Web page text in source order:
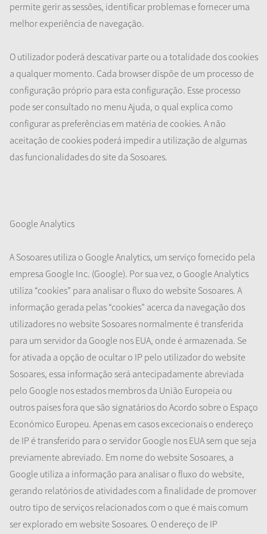
permite gerir as sessões, identificar problemas e fornecer uma
melhor experiência de navegação.
O utilizador poderá descativar parte ou a totalidade dos cookies
a qualquer momento. Cada browser dispõe de um processo de
configuração próprio para esta configuração. Esse processo
pode ser consultado no menu Ajuda, o qual explica como
configurar as preferências em matéria de cookies. A não
aceitação de cookies poderá impedir a utilização de algumas
das funcionalidades do site da Sosoares.
Google Analytics
A Sosoares utiliza o Google Analytics, um serviço fornecido pela
empresa Google Inc. (Google). Por sua vez, o Google Analytics
utiliza “cookies” para analisar o fluxo do website Sosoares. A
informação gerada pelas “cookies” acerca da navegação dos
utilizadores no website Sosoares normalmente é transferida
para um servidor da Google nos EUA, onde é armazenada. Se
for ativada a opção de ocultar o IP pelo utilizador do website
Sosoares, essa informação será antecipadamente abreviada
pelo Google nos estados membros da União Europeia ou
outros países fora que são signatários do Acordo sobre o Espaço
Económico Europeu. Apenas em casos excecionais o endereço
de IP é transferido para o servidor Google nos EUA sem que seja
previamente abreviado. Em nome do website Sosoares, a
Google utiliza a informação para analisar o fluxo do website,
gerando relatórios de atividades com a finalidade de promover
outro tipo de serviços relacionados com o que é mais comum
ser explorado em website Sosoares. O endereço de IP